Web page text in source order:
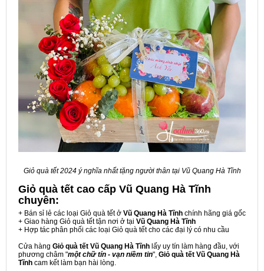
Giỏ quà tết 2024 ý nghĩa nhất tặng người thân tại Vũ Quang Hà Tĩnh
Giỏ quà tết cao cấp Vũ Quang Hà Tĩnh
chuyên:
+ Bán sỉ lẻ các loại Giỏ quà tết ở Vũ Quang Hà Tĩnh chính hãng giá gốc
+ Giao hàng Giỏ quà tết tận nơi ở tại Vũ Quang Hà Tĩnh
+ Hợp tác phân phối các loại Giỏ quà tết cho các đại lý có nhu cầu
Cửa hàng Giỏ quà tết Vũ Quang Hà Tĩnh lấy uy tín làm hàng đầu, với
phương châm "một chữ tín - vạn niềm tin", Giỏ quà tết Vũ Quang Hà
Tĩnh cam kết làm bạn hài lòng.